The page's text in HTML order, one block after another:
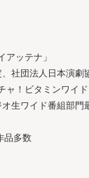
アッテナ」
社団法人日本演劇
ャ！ビタミンワイ
生ワイド番組部門
品多数